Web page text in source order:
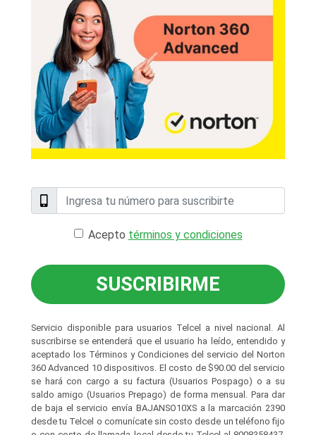
Acepto términos y condiciones
SUSCRIBIRME
Servicio disponible para usuarios Telcel a nivel nacional. Al
suscribirse se entenderá que el usuario ha leído, entendido y
aceptado los Términos y Condiciones del servicio del Norton
360 Advanced 10 dispositivos. El costo de $90.00 del servicio
se hará con cargo a su factura (Usuarios Pospago) o a su
saldo amigo (Usuarios Prepago) de forma mensual. Para dar
de baja el servicio envía BAJANSO10XS a la marcación 2390
desde tu Telcel o comunícate sin costo desde un teléfono fijo